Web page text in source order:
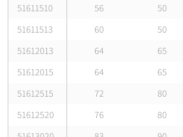
51611510
56 50
51611513
60 50
51612013
64 65
51612015
64 65
51612515
72 80
51612520
76 80